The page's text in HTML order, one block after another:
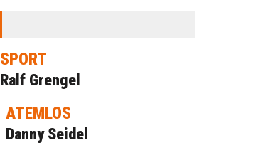
SPORT
Ralf Grengel
ATEMLOS
Danny Seidel